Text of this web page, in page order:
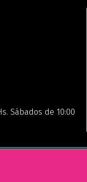
Sábados de 10:00